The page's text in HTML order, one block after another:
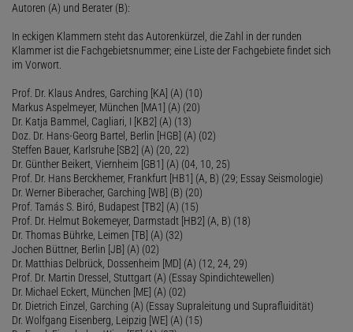
Autoren (A) und Berater (B):
In eckigen Klammern steht das Autorenkürzel, die Zahl in der runden
Klammer ist die Fachgebietsnummer; eine Liste der Fachgebiete findet sich
im Vorwort.
Prof. Dr. Klaus Andres, Garching [KA] (A) (10)
Markus Aspelmeyer, München [MA1] (A) (20)
Dr. Katja Bammel, Cagliari, I [KB2] (A) (13)
Doz. Dr. Hans-Georg Bartel, Berlin [HGB] (A) (02)
Steffen Bauer, Karlsruhe [SB2] (A) (20, 22)
Dr. Günther Beikert, Viernheim [GB1] (A) (04, 10, 25)
Prof. Dr. Hans Berckhemer, Frankfurt [HB1] (A, B) (29; Essay Seismologie)
Dr. Werner Biberacher, Garching [WB] (B) (20)
Prof. Tamás S. Biró, Budapest [TB2] (A) (15)
Prof. Dr. Helmut Bokemeyer, Darmstadt [HB2] (A, B) (18)
Dr. Thomas Bührke, Leimen [TB] (A) (32)
Jochen Büttner, Berlin [JB] (A) (02)
Dr. Matthias Delbrück, Dossenheim [MD] (A) (12, 24, 29)
Prof. Dr. Martin Dressel, Stuttgart (A) (Essay Spindichtewellen)
Dr. Michael Eckert, München [ME] (A) (02)
Dr. Dietrich Einzel, Garching (A) (Essay Supraleitung und Suprafluidität)
Dr. Wolfgang Eisenberg, Leipzig [WE] (A) (15)